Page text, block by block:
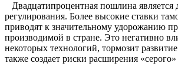
Двадцатипроцентная пошлина является
регулирования. Более высокие ставки
приводят к значительному удорожанию
производимой в стране. Это негативно
некоторых технологий, тормозит
также создает риски расширения